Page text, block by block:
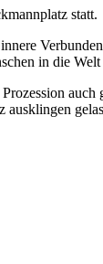
statt.
in die Welt
ausklingen